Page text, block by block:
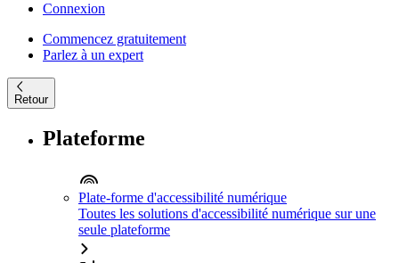
Connexion
Commencez gratuitement
Parlez à un expert
Retour
Plateforme
Plate-forme d'accessibilité numérique
Toutes les solutions d'accessibilité numérique sur une
seule plateforme